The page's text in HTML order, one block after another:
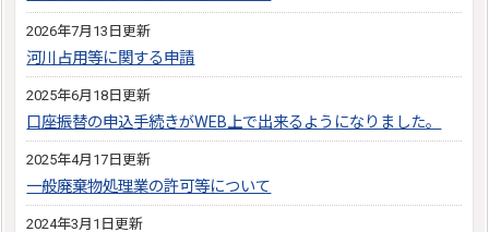
2026年7月13日更新
河川占用等に関する申請
2025年6月18日更新
口座振替の申込手続きがWEB上で出来るようになりました。
2025年4月17日更新
一般廃棄物処理業の許可等について
2024年3月1日更新